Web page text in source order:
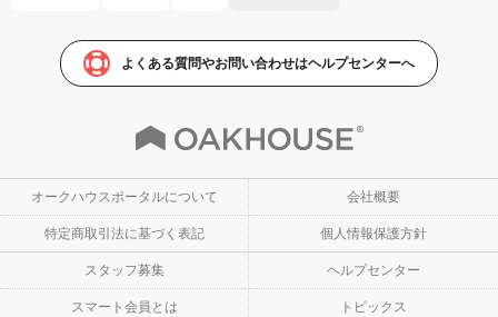
よくある質問やお問い合わせはヘルプセンターへ
オークハウスポータルについて 会社概要
特定商取引法に基づく表記 個人情報保護方針
スタッフ募集 ヘルプセンター
スマート会員とは トピックス